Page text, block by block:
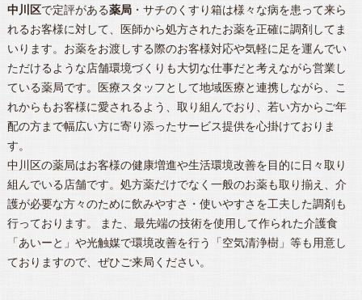
中川区で定評がある薬局・サチのくすり箱は様々な病を患って来ら
れるお客様に対して、医師から処方されたお薬を正確に調剤してま
いります。お薬をお渡しする際のお客様対応や気軽に足を運んでい
ただけるような店舗環境づくりも大切な仕事だと考えながら営業し
ている薬局です。医療スタッフとして地域医療と連携しながら、こ
れからもお客様に愛されるよう、取り組んでおり、若い方からご年
配の方まで幅広い方に寄り添ったサービス提供を心掛けておりま
す。
中川区の薬局はお客様の健康増進や生活環境改善を目的に日々取り
組んでいる店舗です。処方薬だけでなく一般のお薬も取り揃え、介
護が必要な方々のために飲みやすさ・使いやすさを工夫した調剤も
行っております。 また、最先端の技術を使用して作られた介護食
「あいーと」や光触媒で環境改善を行う「空気清浄樹」等も用意し
ておりますので、ぜひご来局ください。